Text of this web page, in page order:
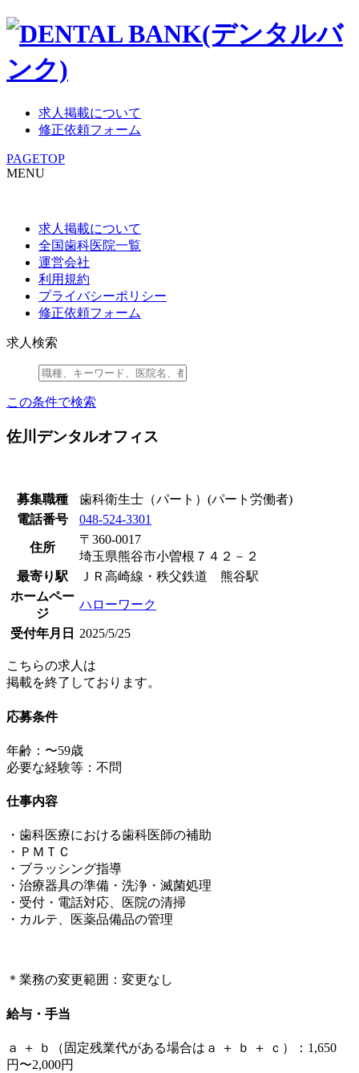
求人掲載について
修正依頼フォーム
PAGETOP
MENU
求人掲載について
全国歯科医院一覧
運営会社
利用規約
プライバシーポリシー
修正依頼フォーム
求人検索
この条件で検索
佐川デンタルオフィス
募集職種
歯科衛生士（パート）(パート労働者)
電話番号
048-524-3301
住所
〒360-0017
埼玉県熊谷市小曽根７４２－２
最寄り駅
ＪＲ高崎線・秩父鉄道 熊谷駅
ホームペー
ジ
ハローワーク
受付年月日 2025/5/25
こちらの求人は
掲載を終了しております。
応募条件
年齢：〜59歳
必要な経験等：不問
仕事内容
・歯科医療における歯科医師の補助
・ＰＭＴＣ
・ブラッシング指導
・治療器具の準備・洗浄・滅菌処理
・受付・電話対応、医院の清掃
・カルテ、医薬品備品の管理
＊業務の変更範囲：変更なし
給与・手当
ａ ＋ ｂ（固定残業代がある場合はａ ＋ ｂ ＋ ｃ）：1,650
円〜2,000円